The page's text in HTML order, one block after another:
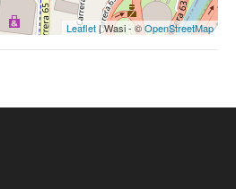
Leaflet| Wasi - ©OpenStreetMap